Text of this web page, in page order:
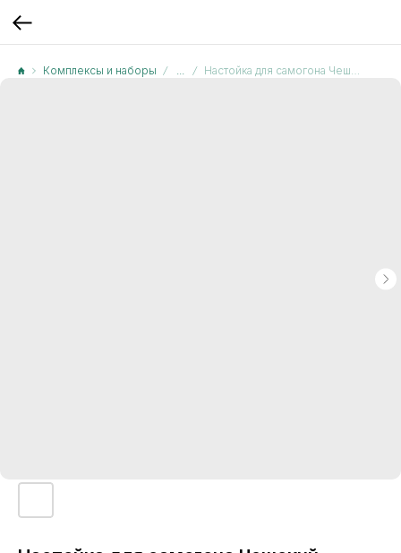
Комплексы и наборы ... Настойка для самогона Чешский Биттер лимонный